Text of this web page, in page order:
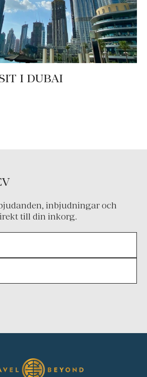
I DUBAI
inbjudningar och
till din inkorg.